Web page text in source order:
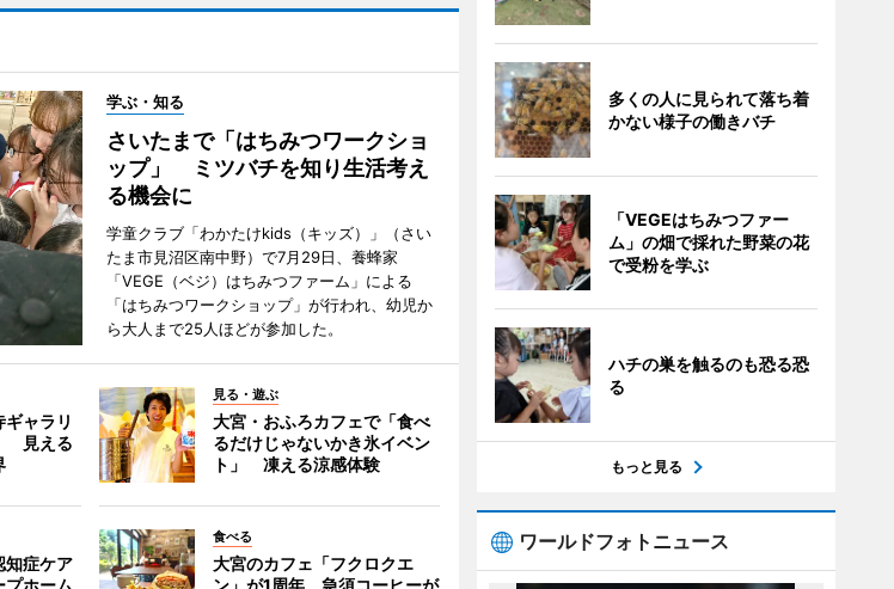
学ぶ・知る
さいたまで「はちみつワークショ
ップ」 ミツバチを知り生活考え
る機会に
学童クラブ「わかたけkids（キッズ）」（さい
たま市見沼区南中野）で7月29日、養蜂家
「VEGE（ベジ）はちみつファーム」による
「はちみつワークショップ」が行われ、幼児か
ら大人まで25人ほどが参加した。
ャラリ
見える
見る・遊ぶ
大宮・おふろカフェで「食べ
るだけじゃないかき氷イベン
ト」 凍える涼感体験
知症ケア
ホーム
食べる
大宮のカフェ「フクロクエ
ン」が1周年 急須コーヒーが
多くの人に見られて落ち着
かない様子の働きバチ
「VEGEはちみつファー
ム」の畑で採れた野菜の花
で受粉を学ぶ
ハチの巣を触るのも恐る恐
る
もっと見る
ワールドフォトニュース